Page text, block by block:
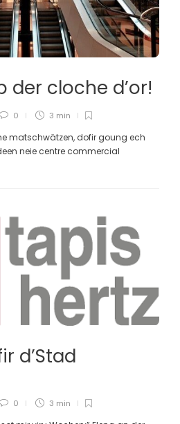
der cloche d’or!
0 3 min
matschwätzen, dofir goung ech
neie centre commercial
d’Stad
0 3 min